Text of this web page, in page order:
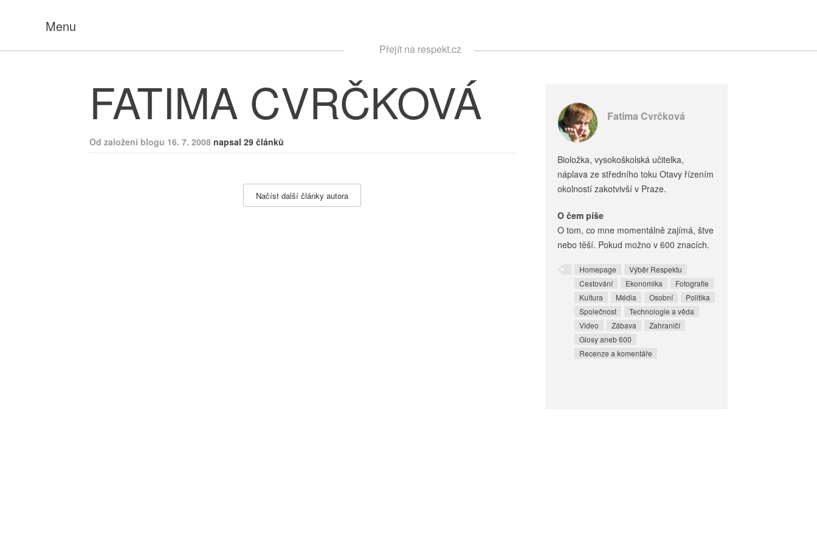
Menu
Přejít na respekt.cz
FATIMA CVRČKOVÁ
Od založení blogu 16. 7. 2008 napsal 29 článků
Načíst další články autora
Fatima Cvrčková
Bioložka, vysokoškolská učitelka,
náplava ze středního toku Otavy řízením
okolností zakotvivší v Praze.
O čem píše
O tom, co mne momentálně zajímá, štve
nebo těší. Pokud možno v 600 znacích.
Homepage
Výběr Respektu
Cestování
Ekonomika
Fotografie
Kultura
Média Osobní
Politika
Společnost
Technologie a věda
Video
Zábava
Zahraničí
Glosy aneb 600
Recenze a komentáře